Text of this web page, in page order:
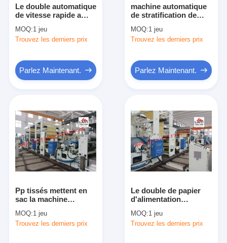
Le double automatique
de vitesse rapide a
entier de stratification
de tringlerie de
MOQ:1 jeu
Trouvez les derniers prix
Parlez Maintenant.
machine automatique
de stratification de
avec le couteau de
coupe spécial
MOQ:1 jeu
Trouvez les derniers prix
Parlez Maintenant.
Pp tissés mettent en
sac la machine
stratification, machine
chaude de la
MOQ:1 jeu
Trouvez les derniers prix
Le double de papier
d'alimentation
dégrossi vitesse de
stratification de la
MOQ:1 jeu
Trouvez les derniers prix